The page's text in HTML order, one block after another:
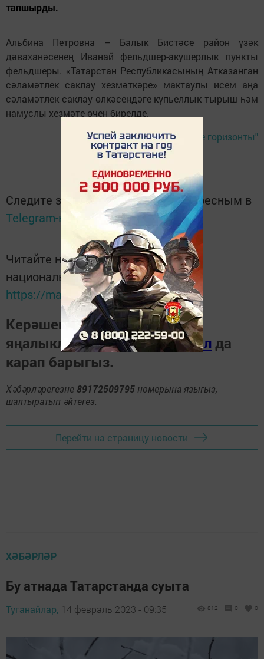
тапшырды.
Альбина Петровна – Балык Бистәсе район үзәк
дәваханәсенең Иванай фельдшер-акушерлык пункты
фельдшеры. «Татарстан Республикасының Атказанган
сәламәтлек саклау хезмәткәре» мактаулы исем аңа
сәламәтлек саклау өлкәсендәге күпьеллык тырыш һәм
намуслы хезмәте өчен бирелде.
Фото:"Сельские горизонты"
Следите за самым важным и интересным в
Telegram-канале
Татмедиа
Читайте новости Татарстана в
национальном мессенджере MАХ:
https://max.ru/tatmedia
Керәшен дөньясындагы
яңалыкларныТелеграм-канал да
карап барыгыз.
Хәбәрләрегезне 89172509795 номерына языгыз,
шалтыратып әйтегез.
Перейти на страницу новости
ХӘБӘРЛӘР
Бу атнада Татарстанда суыта
Туганайлар, 14 февраль 2023 - 09:35 812 0 0